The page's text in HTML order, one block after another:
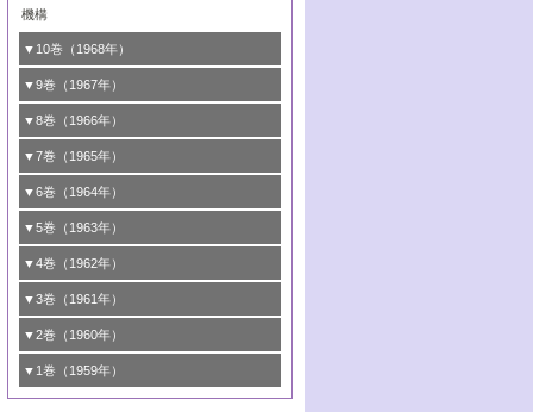
機構
▼10巻（1968年）
1号 <<通常号>>
2号 <<通常号>>
3号 <<通常号>>
4号 <<通常号>>
6号 第23回触媒討論会
▼9巻（1967年）
1号 <<通常号>>
2号 <<通常号>>
3号 <<通常号>>
4号 <<通常号>>
6号 第21回触媒討論会
▼8巻（1966年）
1号 <<通常号>>
2号 <<通常号>>
3号 第19回触媒討論会
4号 <<通常号>>
▼7巻（1965年）
1号 第16回触媒討論会
2号 <<通常号>>
3号 第17回触媒討論会
4号 <<通常号>>
6号 <<通常号>>
▼6巻（1964年）
1号 第14回触媒討論会
2号 錯体触媒シンポジウム
3号 <<通常号>>
4号 第15回触媒討論会
▼5巻（1963年）
1号 <<通常号>>
2号 <<通常号>>
3号 第13回触媒討論会
4号 <<通常号>>
▼4巻（1962年）
1号 第11回触媒討論会
2号 <<通常号>>
3号 <<通常号>>
4号 第12回触媒討論会
▼3巻（1961年）
1号 触媒表面の均一性，不均一性について
2号 第10回触媒討論会
3号 <<通常号>>
▼2巻（1960年）
1号 <<通常号>>
2号 第9回触媒討論会
▼1巻（1959年）